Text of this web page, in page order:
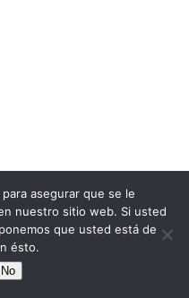
asegurar que se le
nuestro sitio web. Si usted
que usted está de
ésto.
No